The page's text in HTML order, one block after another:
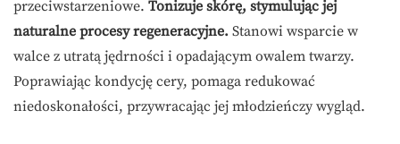
przeciwstarzeniowe. Tonizuje skórę, stymulując jej
naturalne procesy regeneracyjne. Stanowi wsparcie w
walce z utratą jędrności i opadającym owalem twarzy.
Poprawiając kondycję cery, pomaga redukować
niedoskonałości, przywracając jej młodzieńczy wygląd.